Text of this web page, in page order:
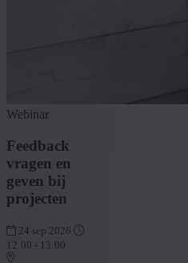
Webinar
Feedback
vragen en
geven bij
projecten
24 sep 2026
12:00 - 13:00